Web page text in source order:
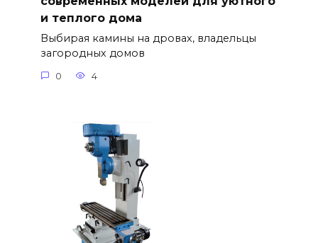
и теплого дома
Выбирая камины на дровах, владельцы
загородных домов
0 4